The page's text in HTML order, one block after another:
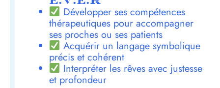
Développer ses compétences
thérapeutiques pour accompagner
ses proches ou ses patients
Acquérir un langage symbolique
précis et cohérent
Interpréter les rêves avec justesse
et profondeur